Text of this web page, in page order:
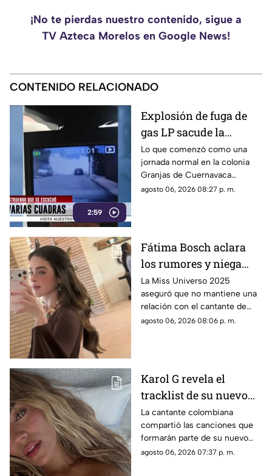
¡No te pierdas nuestro contenido, sigue a
TV Azteca Morelos en Google News!
CONTENIDO RELACIONADO
2:59
Explosión de fuga de
gas LP sacude la
colonia Las Granjas
Lo que comenzó como una
jornada normal en la colonia
Granjas de Cuernavaca
terminó en una movilización
agosto 06, 2026 08:27 p. m.
Fátima Bosch aclara
los rumores y niega
tener un romance con
Natanael Cano
La Miss Universo 2025
aseguró que no mantiene una
relación con el cantante de
corridos tumbados.
agosto 06, 2026 08:06 p. m.
Karol G revela el
tracklist de su nuevo
álbum antes de su
lanzamiento; esta es la
lista completa
La cantante colombiana
compartió las canciones que
formarán parte de su nuevo
material de estudio,
agosto 06, 2026 07:37 p. m.